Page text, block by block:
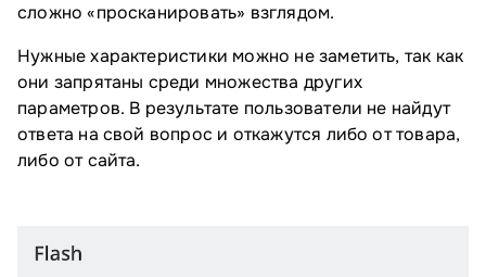
сложно «просканировать» взглядом.
Нужные характеристики можно не заметить, так как
они запрятаны среди множества других
параметров. В результате пользователи не найдут
ответа на свой вопрос и откажутся либо от товара,
либо от сайта.